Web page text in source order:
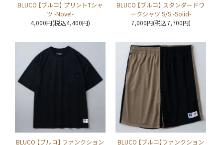
BLUCO 【ブルコ】 プリントTシャ
ツ -Novel-
4,000円(税込4,400円)
BLUCO 【ブルコ】 スタンダードワ
ークシャツ S/S -Solid-
7,000円(税込7,700円)
BLUCO 【ブルコ】 ファンクション BLUCO 【ブルコ】ファンクション